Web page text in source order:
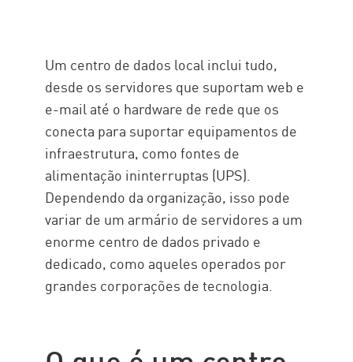
Um centro de dados local inclui tudo,
desde os servidores que suportam web e
e-mail até o hardware de rede que os
conecta para suportar equipamentos de
infraestrutura, como fontes de
alimentação ininterruptas (UPS).
Dependendo da organização, isso pode
variar de um armário de servidores a um
enorme centro de dados privado e
dedicado, como aqueles operados por
grandes corporações de tecnologia.